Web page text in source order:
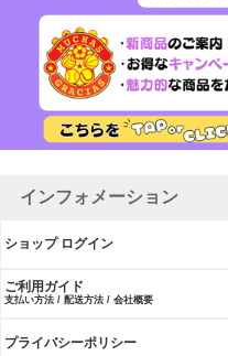
インフォメーション
ショップ ログイン
ご利用ガイド
支払い方法 / 配送方法 / 会社概要
プライバシーポリシー